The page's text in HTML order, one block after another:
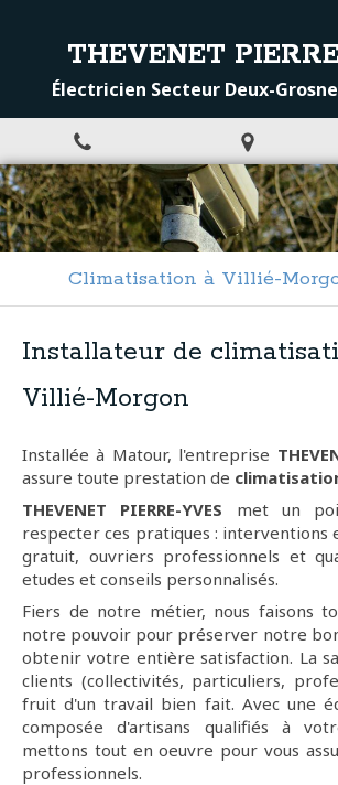
THEVENET
Électricien Secteur Deux-
Climatisation à Villié-
Installateur de
Villié-Morgon
Installée à Matour, l'entreprise
assure toute prestation de
THEVENET PIERRE-YVES met un
respecter ces pratiques : interventions
gratuit, ouvriers professionnels et
etudes et conseils personnalisés.
Fiers de notre métier, nous faisons
notre pouvoir pour préserver notre
obtenir votre entière satisfaction. La
clients (collectivités, particuliers,
fruit d'un travail bien fait. Avec une
composée d'artisans qualifiés à
mettons tout en oeuvre pour vous
professionnels.